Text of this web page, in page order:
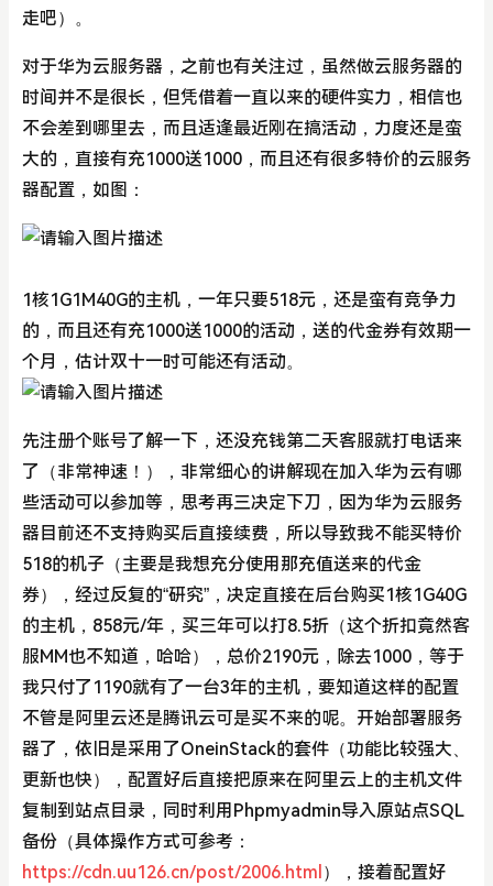
走吧）。
对于华为云服务器，之前也有关注过，虽然做云服务器的
时间并不是很长，但凭借着一直以来的硬件实力，相信也
不会差到哪里去，而且适逢最近刚在搞活动，力度还是蛮
大的，直接有充1000送1000，而且还有很多特价的云服务
器配置，如图：
1核1G1M40G的主机，一年只要518元，还是蛮有竞争力
的，而且还有充1000送1000的活动，送的代金券有效期一
个月，估计双十一时可能还有活动。
先注册个账号了解一下，还没充钱第二天客服就打电话来
了（非常神速！），非常细心的讲解现在加入华为云有哪
些活动可以参加等，思考再三决定下刀，因为华为云服务
器目前还不支持购买后直接续费，所以导致我不能买特价
518的机子（主要是我想充分使用那充值送来的代金
券），经过反复的“研究”，决定直接在后台购买1核1G40G
的主机，858元/年，买三年可以打8.5折（这个折扣竟然客
服MM也不知道，哈哈），总价2190元，除去1000，等于
我只付了1190就有了一台3年的主机，要知道这样的配置
不管是阿里云还是腾讯云可是买不来的呢。开始部署服务
器了，依旧是采用了OneinStack的套件（功能比较强大、
更新也快），配置好后直接把原来在阿里云上的主机文件
复制到站点目录，同时利用Phpmyadmin导入原站点SQL
备份（具体操作方式可参考：
https://cdn.uu126.cn/post/2006.html ），接着配置好